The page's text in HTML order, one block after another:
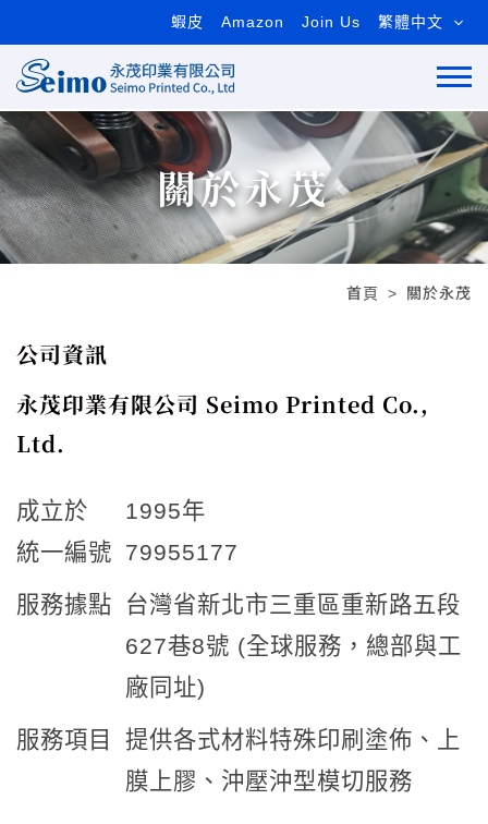
蝦皮 Amazon Join Us 繁體中文
關於永茂
首頁 關於永茂
公司資訊
永茂印業有限公司 Seimo Printed Co.,
Ltd.
成立於
統一編號
1995年
79955177
服務據點
台灣省新北市三重區重新路五段
627巷8號 (全球服務，總部與工
廠同址)
服務項目
提供各式材料特殊印刷塗佈、上
膜上膠、沖壓沖型模切服務